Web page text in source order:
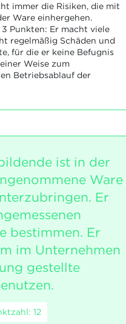
immer die Risiken, die mit
Ware einhergehen.
Punkten: Er macht viele
regelmäßig Schäden und
für die er keine Befugnis
Weise zum
Betriebsablauf der
ist in der
Ware
Er
bestimmen. Er
im Unternehmen
gestellte
12